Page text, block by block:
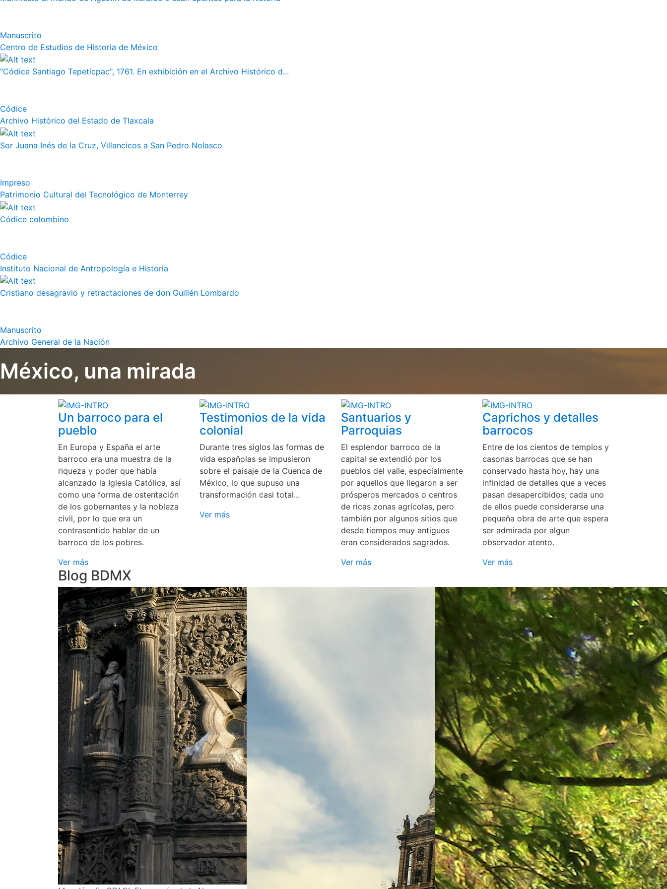
Manuscrito
Centro de Estudios de Historia de México
"Códice Santiago Tepetícpac", 1761. En exhibición en el Archivo Histórico d...
Códice
Archivo Histórico del Estado de Tlaxcala
Sor Juana Inés de la Cruz, Villancicos a San Pedro Nolasco
Impreso
Patrimonio Cultural del Tecnológico de Monterrey
Códice colombino
Códice
Instituto Nacional de Antropología e Historia
Cristiano desagravio y retractaciones de don Guillén Lombardo
Manuscrito
Archivo General de la Nación
México, una mirada
Un barroco para el
pueblo
En Europa y España el arte
barroco era una muestra de la
riqueza y poder que había
alcanzado la Iglesia Católica, así
como una forma de ostentación
de los gobernantes y la nobleza
civil, por lo que era un
contrasentido hablar de un
barroco de los pobres.
Ver más
Testimonios de la vida
colonial
Durante tres siglos las formas de
vida españolas se impusieron
sobre el paisaje de la Cuenca de
México, lo que supuso una
transformación casi total...
Ver más
Santuarios y
Parroquias
El esplendor barroco de la
capital se extendió por los
pueblos del valle, especialmente
por aquellos que llegaron a ser
prósperos mercados o centros
de ricas zonas agrícolas, pero
también por algunos sitios que
desde tiempos muy antiguos
eran considerados sagrados.
Ver más
Caprichos y detalles
barrocos
Entre de los cientos de templos y
casonas barrocas que se han
conservado hasta hoy, hay una
infinidad de detalles que a veces
pasan desapercibidos; cada uno
de ellos puede considerarse una
pequeña obra de arte que espera
ser admirada por algun
observador atento.
Ver más
Blog BDMX